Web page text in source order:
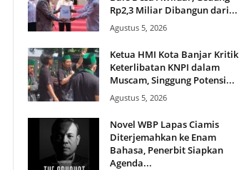
Rp2,3 Miliar Dibangun dari...
Agustus 5, 2026
Ketua HMI Kota Banjar Kritik
Keterlibatan KNPI dalam
Muscam, Singgung Potensi...
Agustus 5, 2026
Novel WBP Lapas Ciamis
Diterjemahkan ke Enam
Bahasa, Penerbit Siapkan
Agenda...